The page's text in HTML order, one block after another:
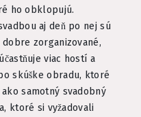
ho obklopujú.
aj deň po nej sú
zorganizované,
viac hostí a
skúške obradu, ktoré
samotný svadobný
ktoré si vyžadovali